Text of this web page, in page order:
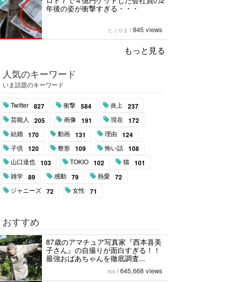
年後の姿が衝撃すぎる・・・
たくやま / 845 views
もっと見る
人気のキーワード
いま話題のキーワード
Twitter 827 衝撃 584 炎上 237
芸能人 205 画像 191 現在 172
結婚 170 動画 131 理由 124
子供 120 整形 109 怖い話 108
山口達也 103 TOKIO 102 猫 101
雑学 89 感動 79 熱愛 72
ジャニーズ 72 女性 71
おすすめ
87歳のアマチュア写真家『西本喜美
子さん』の自撮りが面白すぎる！！
最強おばあちゃんを徹底調査...
rico / 645,668 views